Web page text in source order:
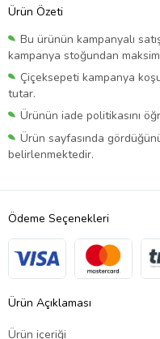
Ürün Özeti
Bu ürünün kampanyalı
kampanya stoğundan
Çiçeksepeti kampanya
tutar.
Ürünün iade politikasını
Ürün sayfasında
belirlenmektedir.
Ödeme Seçenekleri
Ürün Açıklaması
Ürün içeriği